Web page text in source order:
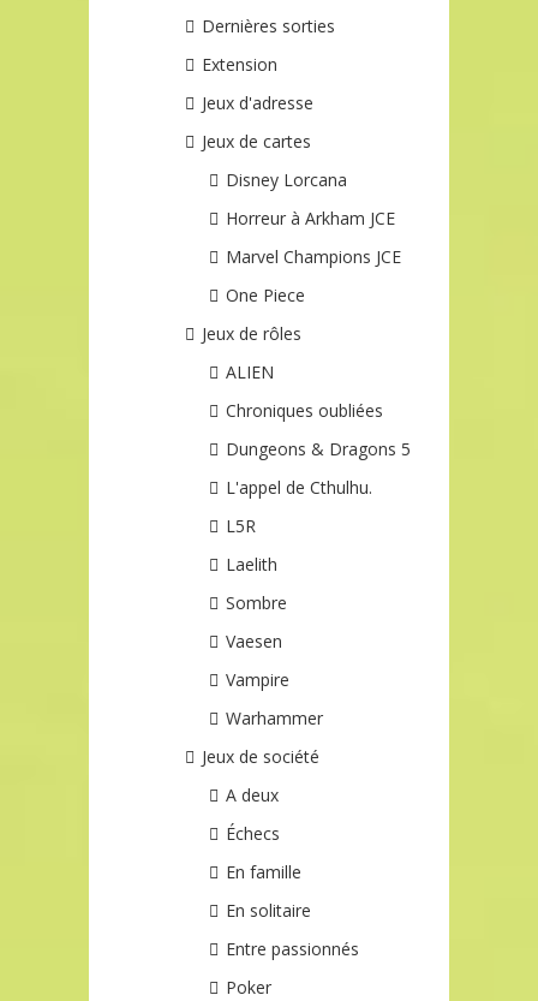
Dernières sorties
Extension
Jeux d'adresse
Jeux de cartes
Disney Lorcana
Horreur à Arkham JCE
Marvel Champions JCE
One Piece
Jeux de rôles
ALIEN
Chroniques oubliées
Dungeons & Dragons 5
L'appel de Cthulhu.
L5R
Laelith
Sombre
Vaesen
Vampire
Warhammer
Jeux de société
A deux
Échecs
En famille
En solitaire
Entre passionnés
Poker